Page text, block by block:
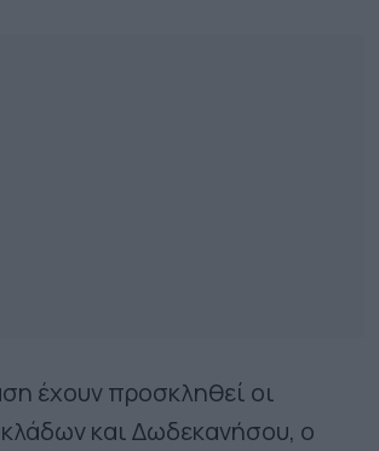
έχουν προσκληθεί οι
και Δωδεκανήσου, ο